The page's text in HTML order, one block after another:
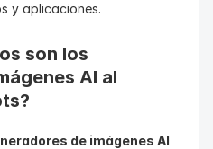
y aplicaciones.
son los
AI al
de imágenes AI